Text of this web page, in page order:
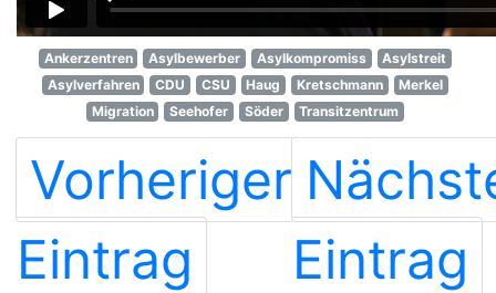
Ankerzentren Asylbewerber Asylkompromiss
Asylstreit
Asylverfahren
CDU CSU Haug Kretschmann
Merkel
Migration
Seehofer Söder Transitzentrum
Vorheriger
Eintrag
Eintrag